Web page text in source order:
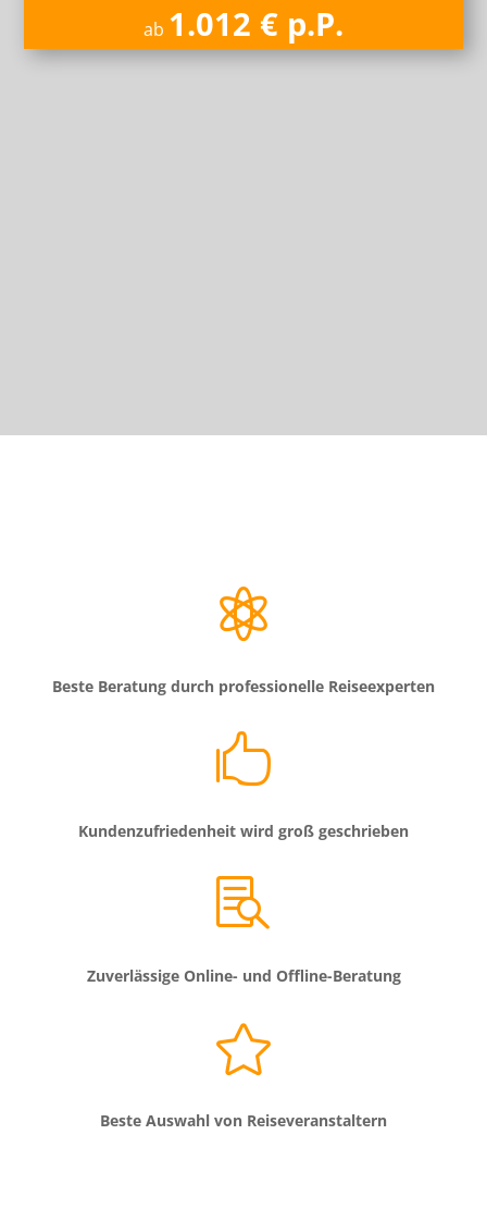
ab 1.012 € p.P.

Beste Beratung durch professionelle Reiseexperten

Kundenzufriedenheit wird groß geschrieben

Zuverlässige Online- und Offline-Beratung

Beste Auswahl von Reiseveranstaltern